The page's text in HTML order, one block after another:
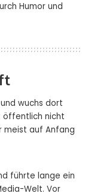
Humor und
wuchs dort
öffentlich nicht
meist auf Anfang
führte lange ein
Welt. Vor